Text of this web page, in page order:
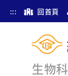
::: 回首頁
生物